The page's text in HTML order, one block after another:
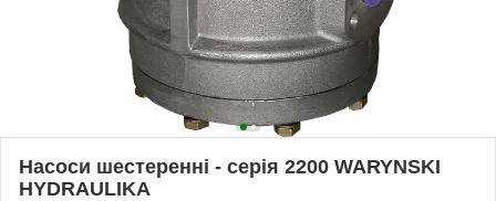
Насоси шестеренні - серія 2200 WARYNSKI
HYDRAULIKA